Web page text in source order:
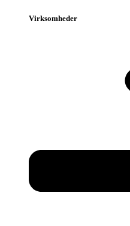
Virksomheder